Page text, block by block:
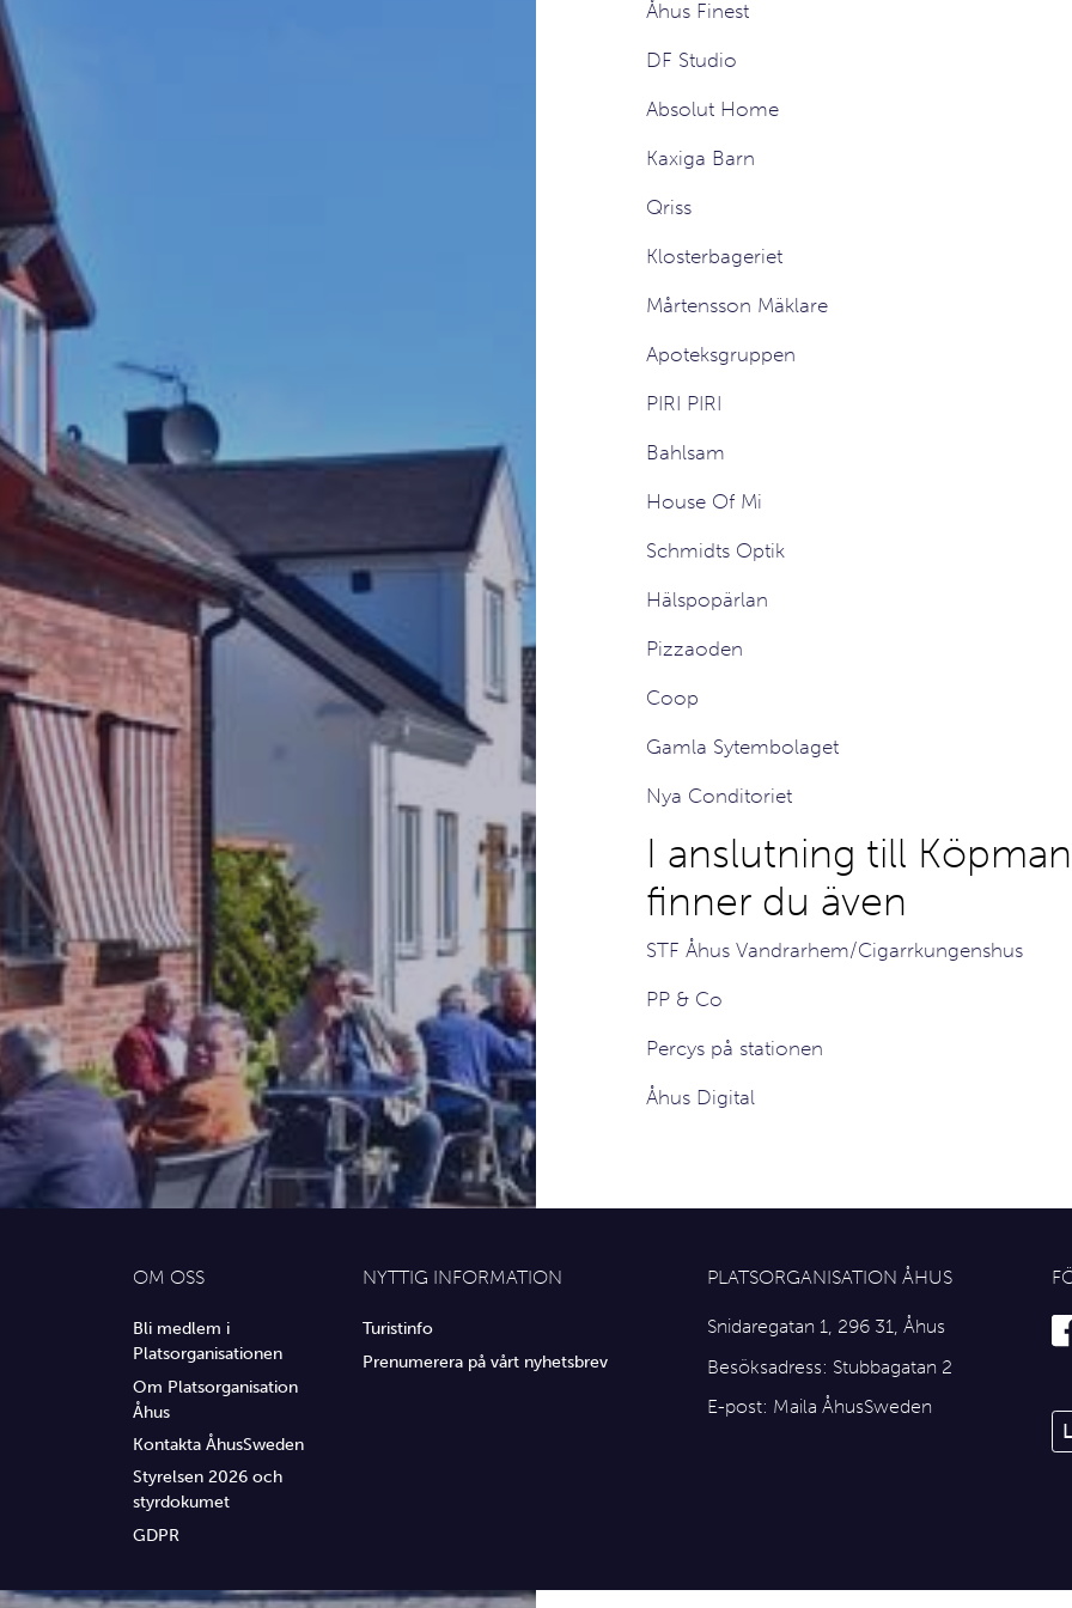
Åhus Finest
DF Studio
Absolut Home
Kaxiga Barn
Qriss
Klosterbageriet
Mårtensson Mäklare
Apoteksgruppen
PIRI PIRI
Bahlsam
House Of Mi
Schmidts Optik
Hälspopärlan
Pizzaoden
Coop
Gamla Sytembolaget
Nya Conditoriet
I anslutning till
finner du även
STF Åhus Vandrarhem/Cigarrkungenshus
PP & Co
Percys på stationen
Åhus Digital
OM OSS
Bli medlem i
Platsorganisationen
Om Platsorganisation
Åhus
Kontakta ÅhusSweden
Styrelsen 2026 och
styrdokumet
GDPR
NYTTIG INFORMATION
Turistinfo
Prenumerera på vårt nyhetsbrev
PLATSORGANISATION ÅHUS
Snidaregatan 1, 296 31, Åhus
Besöksadress: Stubbagatan 2
E-post: Maila ÅhusSweden